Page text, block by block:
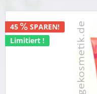
45
SPAREN!
Limitiert !